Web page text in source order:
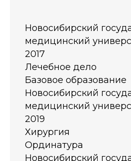
Новосибирский
медицинский
2017
Лечебное дело
Базовое образование
Новосибирский
медицинский
2019
Хирургия
Ординатура
Новосибирский